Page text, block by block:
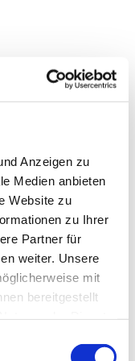
Anzeigen zu
Medien anbieten
Website zu
zu Ihrer
Partner für
weiter. Unsere
mit
bereitgestellt
live
ihren ganz